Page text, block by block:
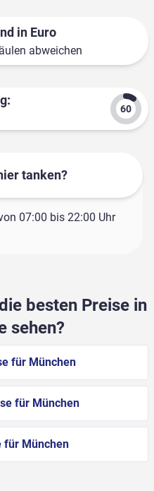
in Euro
abweichen
tanken?
07:00 bis 22:00 Uhr
besten Preise in
sehen?
für München
für München
für München